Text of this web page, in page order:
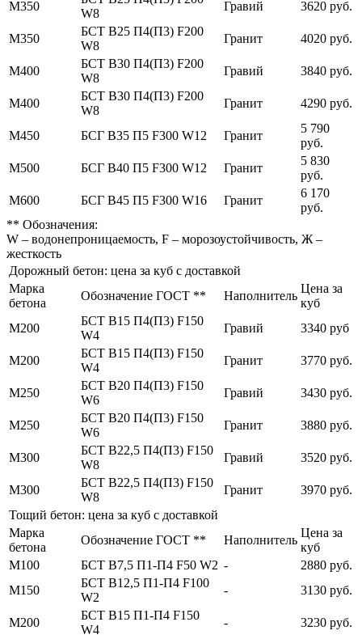
М350
W8
Гравий 3620 руб.
М350
БСТ В25 П4(П3) F200
W8
Гранит 4020 руб.
М400
БСТ В30 П4(П3) F200
W8
Гравий 3840 руб.
М400
БСТ В30 П4(П3) F200
W8
Гранит 4290 руб.
М450 БСГ В35 П5 F300 W12 Гранит
5 790
руб.
М500
БСГ В40 П5 F300 W12 Гранит
5 830
руб.
М600
БСГ В45 П5 F300 W16 Гранит
6 170
руб.
** Обозначения:
W – водонепроницаемость, F – морозоустойчивость, Ж –
жесткость
Дорожный бетон: цена за куб с доставкой
Марка
бетона
Обозначение ГОСТ ** Наполнитель
Цена за
куб
М200
БСТ В15 П4(П3) F150
W4
Гравий 3340 руб
М200
БСТ В15 П4(П3) F150
W4
Гранит 3770 руб.
М250
БСТ В20 П4(П3) F150
W6
Гравий 3430 руб.
М250
БСТ В20 П4(П3) F150
W6
Гранит 3880 руб.
М300
БСТ В22,5 П4(П3) F150
W8
Гравий 3520 руб.
М300
БСТ В22,5 П4(П3) F150
W8
Гранит
3970 руб.
Тощий бетон: цена за куб с доставкой
Марка
бетона
Обозначение ГОСТ ** Наполнитель
Цена за
куб
М100
БСТ В7,5 П1-П4 F50 W2 -
2880 руб.
М150
БСТ В12,5 П1-П4 F100
W2
- 3130 руб.
М200
БСТ В15 П1-П4 F150
W4
- 3230 руб.